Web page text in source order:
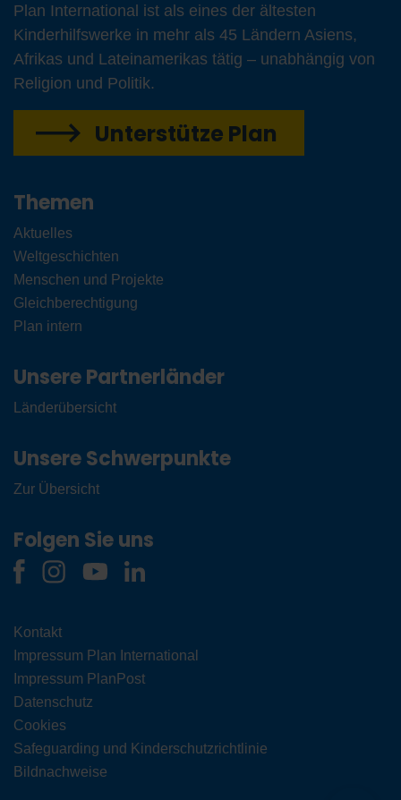
Plan International ist als eines der ältesten
Kinderhilfswerke in mehr als 45 Ländern Asiens,
Afrikas und Lateinamerikas tätig – unabhängig von
Religion und Politik.
Unterstütze Plan
Themen
Aktuelles
Weltgeschichten
Menschen und Projekte
Gleichberechtigung
Plan intern
Unsere Partnerländer
Länderübersicht
Unsere Schwerpunkte
Zur Übersicht
Folgen Sie uns
Kontakt
Impressum Plan International
Impressum PlanPost
Datenschutz
Cookies
Safeguarding und Kinderschutzrichtlinie
Bildnachweise